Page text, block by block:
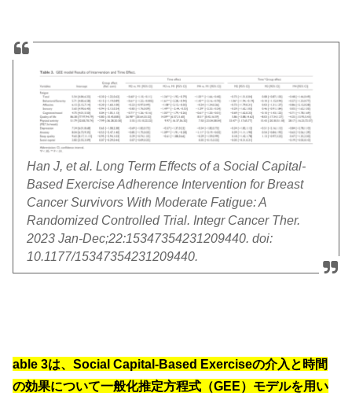
Han J, et al. Long Term Effects of a Social Capital-
Based Exercise Adherence Intervention for Breast
Cancer Survivors With Moderate Fatigue: A
Randomized Controlled Trial. Integr Cancer Ther.
2023 Jan-Dec;22:15347354231209440. doi:
10.1177/15347354231209440.
able 3は、Social Capital-Based Exerciseの介入と時間
の効果について一般化推定方程式（GEE）モデルを用い